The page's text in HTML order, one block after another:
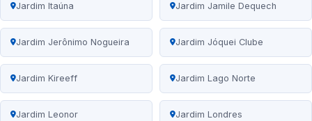
Jardim Itaúna Jardim Jamile Dequech
Jardim Jerônimo Nogueira Jardim Jóquei Clube
Jardim Kireeff Jardim Lago Norte
Jardim Leonor Jardim Londres